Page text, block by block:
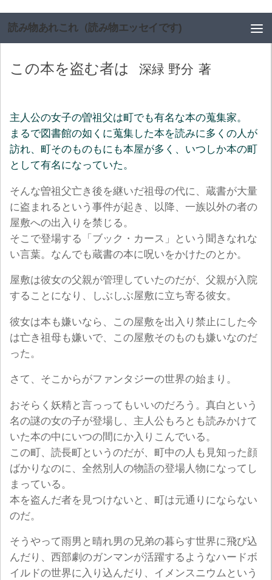
読み物あれこれ（読み物エッセイです)
この本を盗む者は 深緑 野分 著
主人公の女子の曽祖父は町でも有名な本の蒐集家。
まるで図書館の如くに蒐集した本を読みに多くの人が
訪れ、町そのものもにも本屋が多く、いつしか本の町
として有名になっていた。
そんな曽祖父亡き後を継いだ祖母の代に、蔵書が大量
に盗まれるという事件が起き、以降、一族以外の者の
屋敷への出入りを禁じる。
そこで登場する「ブック・カース」という聞きなれな
い言葉。なんでも蔵書の本に呪いをかけたのとか。
屋敷は彼女の父親が管理していたのだが、父親が入院
することになり、しぶしぶ屋敷に立ち寄る彼女。
彼女は本も嫌いなら、この屋敷を出入り禁止にした今
は亡き祖母も嫌いで、この屋敷そのものも嫌いなのだ
った。
さて、そこからがファンタジーの世界の始まり。
おそらく妖精と言っってもいいのだろう。真白という
名の謎の女の子が登場し、主人公もろとも読みかけて
いた本の中にいつの間にか入りこんでいる。
この町、読長町というのだが、町中の人も見知った顔
ばかりなのに、全然別人の物語の登場人物になってし
まっている。
本を盗んだ者を見つけないと、町は元通りにならない
のだ。
そうやって雨男と晴れ男の兄弟の暮らす世界に飛び込
んだり、西部劇のガンマンが活躍するようなハードボ
イルドの世界に入り込んだり、イメンスニウムという